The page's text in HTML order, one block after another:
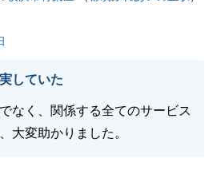
していた
なく、関係する全てのサービス
大変助かりました。